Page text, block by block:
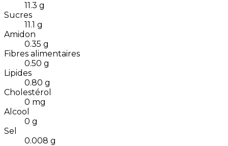
11.3 g
Sucres
11.1 g
Amidon
0.35 g
Fibres alimentaires
0.50 g
Lipides
0.80 g
Cholestérol
0 mg
Alcool
0 g
Sel
0.008 g